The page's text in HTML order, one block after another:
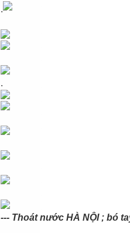
.
.
--- Thoát nước HÀ NỘI ; bó